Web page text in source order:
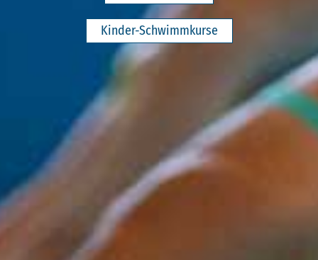
Kinder-Schwimmkurse